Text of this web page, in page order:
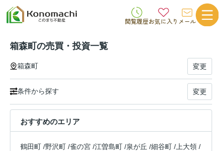
閲覧履歴お気に入り メール
箱森町の売買・投資一覧
箱森町 変更
条件から探す 変更
おすすめのエリア
鶴田町 /野沢町 /雀の宮 /江曽島町 /泉が丘 /細谷町 / 上大領 /